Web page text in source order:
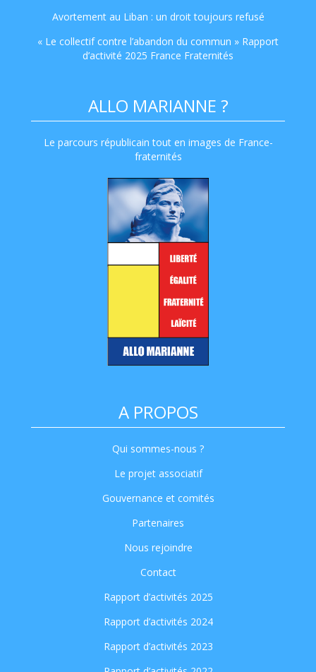
Avortement au Liban : un droit toujours refusé
« Le collectif contre l’abandon du commun » Rapport
d’activité 2025 France Fraternités
ALLO MARIANNE ?
Le parcours républicain tout en images de France-
fraternités
A PROPOS
Qui sommes-nous ?
Le projet associatif
Gouvernance et comités
Partenaires
Nous rejoindre
Contact
Rapport d’activités 2025
Rapport d’activités 2024
Rapport d’activités 2023